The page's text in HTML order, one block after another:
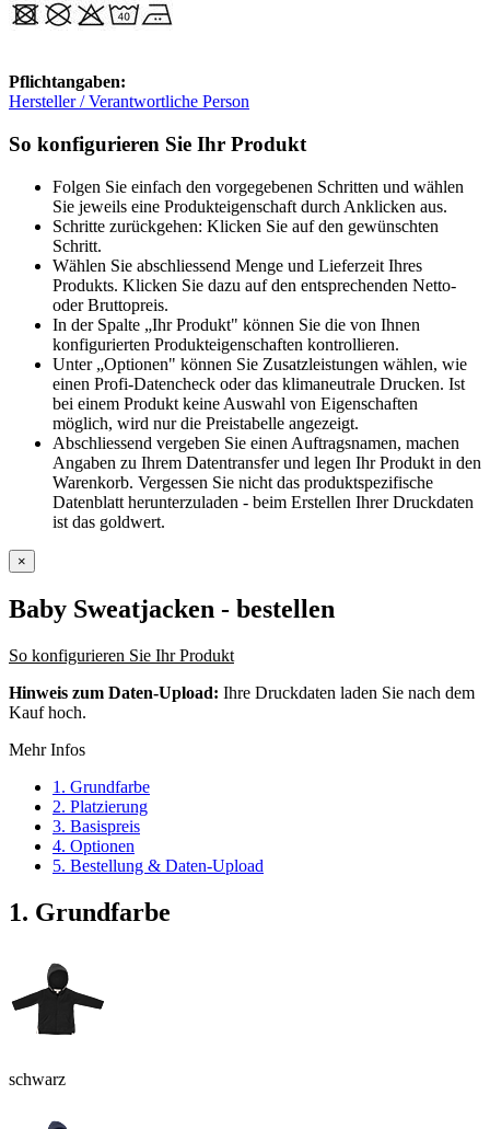
Pflichtangaben:
Hersteller / Verantwortliche Person
So konfigurieren Sie Ihr Produkt
Folgen Sie einfach den vorgegebenen Schritten und wählen
Sie jeweils eine Produkteigenschaft durch Anklicken aus.
Schritte zurückgehen: Klicken Sie auf den gewünschten
Schritt.
Wählen Sie abschliessend Menge und Lieferzeit Ihres
Produkts. Klicken Sie dazu auf den entsprechenden Netto-
oder Bruttopreis.
In der Spalte „Ihr Produkt" können Sie die von Ihnen
konfigurierten Produkteigenschaften kontrollieren.
Unter „Optionen" können Sie Zusatzleistungen wählen, wie
einen Profi-Datencheck oder das klimaneutrale Drucken. Ist
bei einem Produkt keine Auswahl von Eigenschaften
möglich, wird nur die Preistabelle angezeigt.
Abschliessend vergeben Sie einen Auftragsnamen, machen
Angaben zu Ihrem Datentransfer und legen Ihr Produkt in den
Warenkorb. Vergessen Sie nicht das produktspezifische
Datenblatt herunterzuladen - beim Erstellen Ihrer Druckdaten
ist das goldwert.
×
Baby Sweatjacken - bestellen
So konfigurieren Sie Ihr Produkt
Hinweis zum Daten-Upload: Ihre Druckdaten laden Sie nach dem
Kauf hoch.
Mehr Infos
1. Grundfarbe
2. Platzierung
3. Basispreis
4. Optionen
5. Bestellung & Daten-Upload
1. Grundfarbe
schwarz